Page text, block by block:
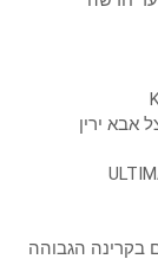
אבא ירין
בקרינה הגבוהה